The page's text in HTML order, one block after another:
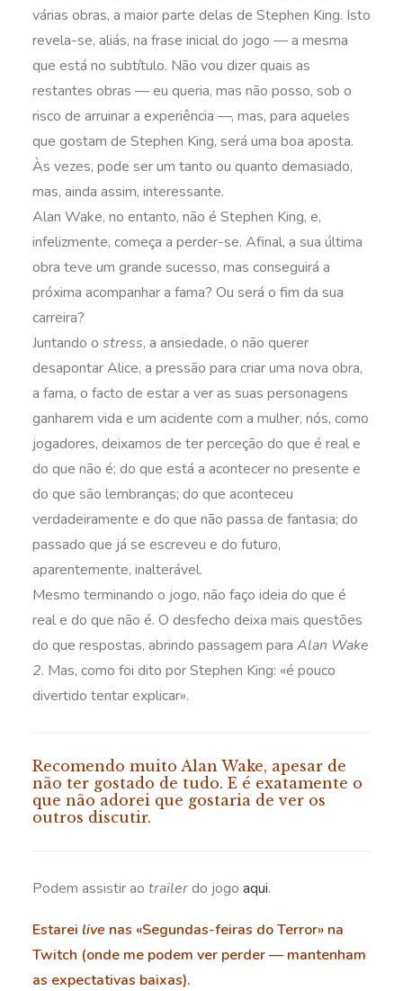
várias obras, a maior parte delas de Stephen King. Isto
revela-se, aliás, na frase inicial do jogo — a mesma
que está no subtítulo. Não vou dizer quais as
restantes obras — eu queria, mas não posso, sob o
risco de arruinar a experiência —, mas, para aqueles
que gostam de Stephen King, será uma boa aposta.
Às vezes, pode ser um tanto ou quanto demasiado,
mas, ainda assim, interessante.
Alan Wake, no entanto, não é Stephen King, e,
infelizmente, começa a perder-se. Afinal, a sua última
obra teve um grande sucesso, mas conseguirá a
próxima acompanhar a fama? Ou será o fim da sua
carreira?
Juntando o stress, a ansiedade, o não querer
desapontar Alice, a pressão para criar uma nova obra,
a fama, o facto de estar a ver as suas personagens
ganharem vida e um acidente com a mulher, nós, como
jogadores, deixamos de ter perceção do que é real e
do que não é; do que está a acontecer no presente e
do que são lembranças; do que aconteceu
verdadeiramente e do que não passa de fantasia; do
passado que já se escreveu e do futuro,
aparentemente, inalterável.
Mesmo terminando o jogo, não faço ideia do que é
real e do que não é. O desfecho deixa mais questões
do que respostas, abrindo passagem para Alan Wake
2. Mas, como foi dito por Stephen King: «é pouco
divertido tentar explicar».
Recomendo muito Alan Wake, apesar de
não ter gostado de tudo. E é exatamente o
que não adorei que gostaria de ver os
outros discutir.
Podem assistir ao trailerdo jogo aqui.
Estarei live nas «Segundas-feiras do Terror» na
Twitch (onde me podem ver perder — mantenham
as expectativas baixas).